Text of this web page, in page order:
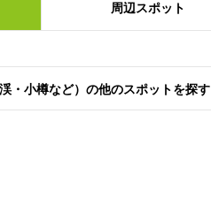
周辺スポット
・小樽など）の他のスポットを探す